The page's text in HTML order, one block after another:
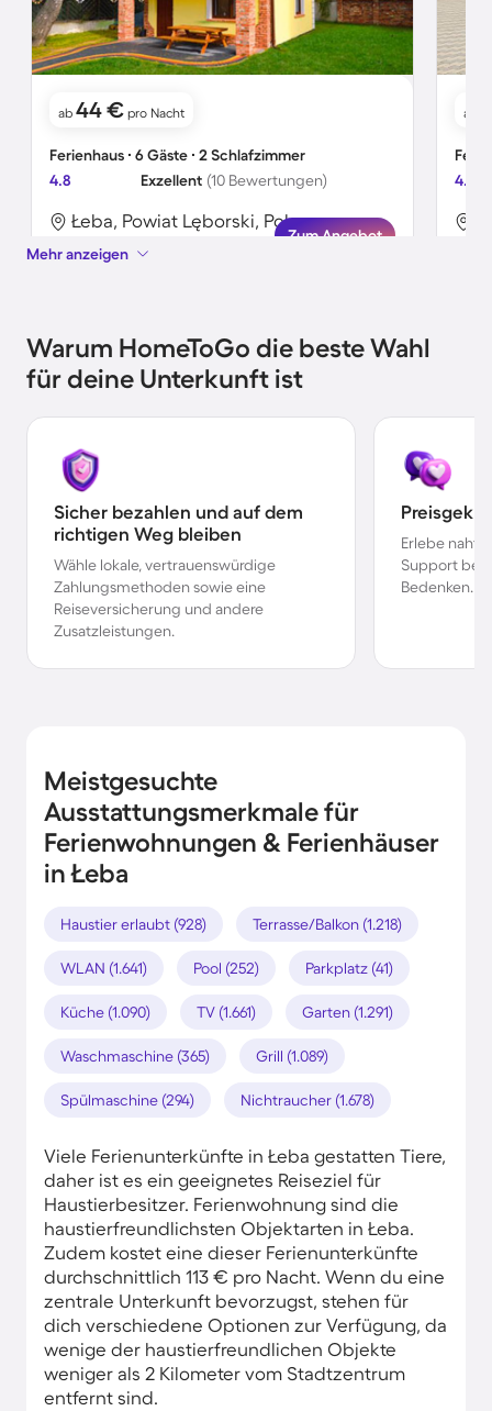
ab 44 € pro Nacht
Ferienhaus ∙ 6 Gäste ∙ 2 Schlafzimmer
4.8
Exzellent (10 Bewertungen)
Łeba, Powiat Lęborski, Polen
Zum Angebot
ab
4.0
Mehr anzeigen
Warum HomeToGo die beste Wahl
für deine Unterkunft ist
Sicher bezahlen und auf dem
richtigen Weg bleiben
Wähle lokale, vertrauenswürdige
Zahlungsmethoden sowie eine
Reiseversicherung und andere
Zusatzleistungen.
Erlebe
Support bei
Bedenken.
Meistgesuchte
Ausstattungsmerkmale für
Ferienwohnungen & Ferienhäuser
in Łeba
Haustier erlaubt (928) Terrasse/Balkon (1.218)
WLAN (1.641) Pool (252) Parkplatz (41)
Küche (1.090) TV (1.661) Garten (1.291)
Waschmaschine (365) Grill (1.089)
Spülmaschine (294) Nichtraucher (1.678)
Viele Ferienunterkünfte in Łeba gestatten Tiere,
daher ist es ein geeignetes Reiseziel für
Haustierbesitzer. Ferienwohnung sind die
haustierfreundlichsten Objektarten in Łeba.
Zudem kostet eine dieser Ferienunterkünfte
durchschnittlich 113 € pro Nacht. Wenn du eine
zentrale Unterkunft bevorzugst, stehen für
dich verschiedene Optionen zur Verfügung, da
wenige der haustierfreundlichen Objekte
weniger als 2 Kilometer vom Stadtzentrum
entfernt sind.